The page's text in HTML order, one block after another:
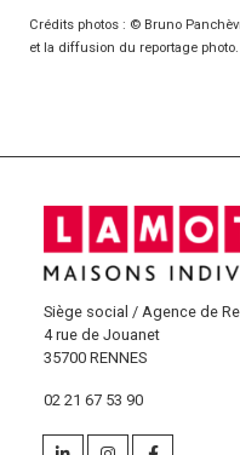
Crédits photos : © Bruno
et la diffusion du reportage photo.
Siège social / Agence de
4 rue de Jouanet
35700 RENNES
02 21 67 53 90